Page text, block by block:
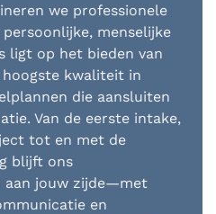
we professionele
menselijke
ligt op het bieden van
hoogste kwaliteit in
die aansluiten
Van de eerste intake,
tot en met de
blijft ons
aan jouw zijde—met
en